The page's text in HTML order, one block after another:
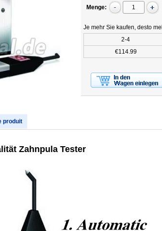
Menge:
Je mehr Sie kaufen, desto
2-4
€114.99
produit
Zahnpula Tester